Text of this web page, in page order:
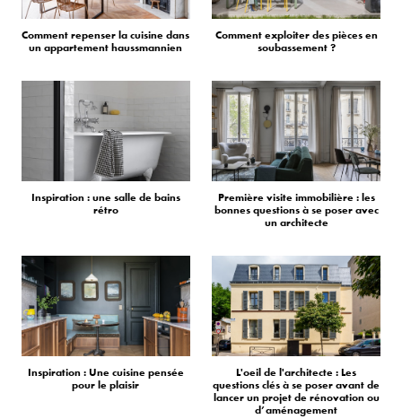
Comment repenser la cuisine dans
un appartement haussmannien
Comment exploiter des pièces en
soubassement ?
Inspiration : une salle de bains
rétro
Première visite immobilière : les
bonnes questions à se poser avec
un architecte
Inspiration : Une cuisine pensée
pour le plaisir
L'oeil de l'architecte : Les
questions clés à se poser avant de
lancer un projet de rénovation ou
d’aménagement